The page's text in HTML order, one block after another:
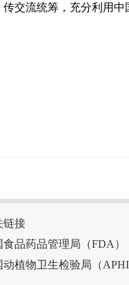
传交流统筹，充分利用中
链接
食品药品管理局（FDA）
动植物卫生检验局（